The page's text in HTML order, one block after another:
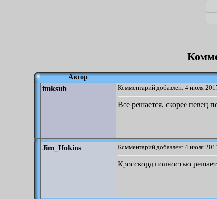
Автор
fmksub Комментарий добавлен: 4 июля
Все решается, скорее певец
Jim_Hokins Комментарий добавлен: 4 июля
Кроссворд полностью